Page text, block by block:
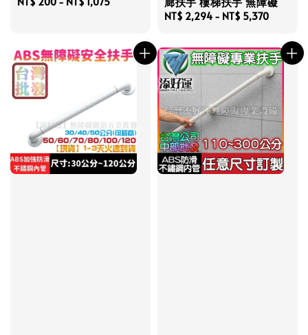
Regular
NT$ 2,294 - NT$ 5,370